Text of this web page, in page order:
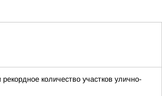
количество участков улично-